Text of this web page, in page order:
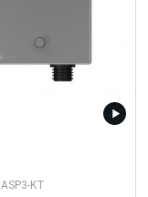
ASP3-KT